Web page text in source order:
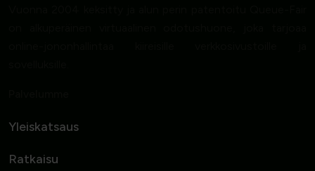
Yleiskatsaus
Ratkaisu